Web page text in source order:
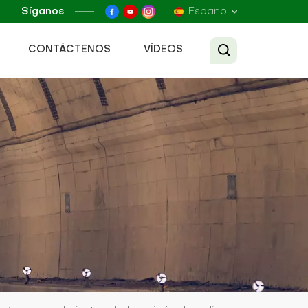
Síganos Español
Français
Русский
CONTÁCTENOS VÍDEOS